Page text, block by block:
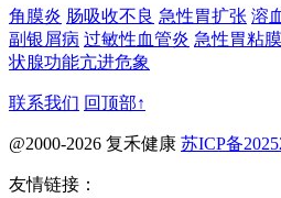
角膜炎 肠吸收不良 急性胃扩张 溶
副银屑病 过敏性血管炎 急性胃粘
状腺功能亢进危象
联系我们 回顶部↑
@2000-2026 复禾健康 苏ICP备
友情链接：